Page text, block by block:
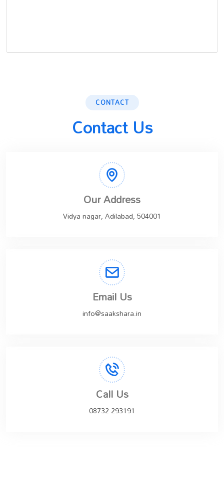
CONTACT
Contact Us
Our Address
Vidya nagar, Adilabad, 504001
Email Us
info@saakshara.in
Call Us
08732 293191